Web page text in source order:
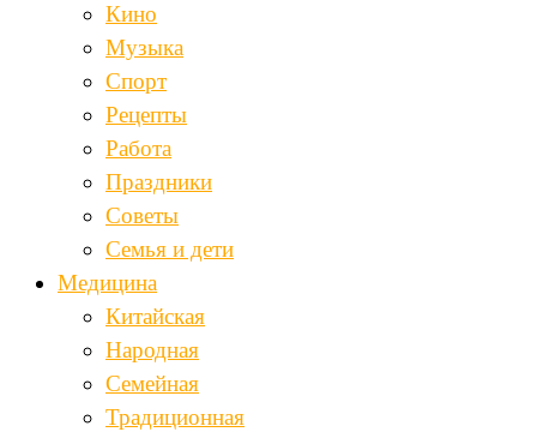
Кино
Музыка
Спорт
Рецепты
Работа
Праздники
Советы
Семья и дети
Медицина
Китайская
Народная
Семейная
Традиционная